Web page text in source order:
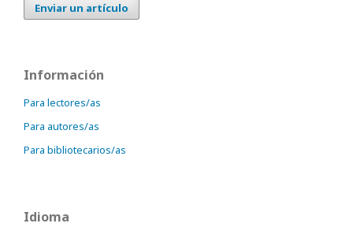
Enviar un artículo
Información
Para lectores/as
Para autores/as
Para bibliotecarios/as
Idioma